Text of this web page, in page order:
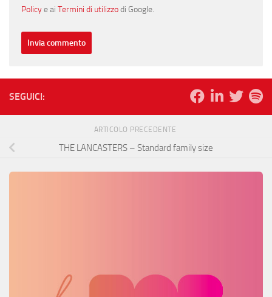
Policye ai Termini di utilizzodi Google.
SEGUICI:
ARTICOLO PRECEDENTE
THE LANCASTERS – Standard family size